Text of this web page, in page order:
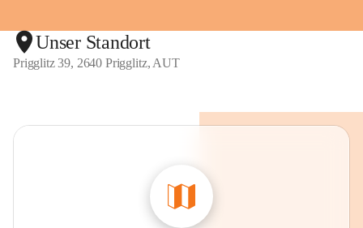
Unser Standort
Prigglitz 39, 2640 Prigglitz, AUT